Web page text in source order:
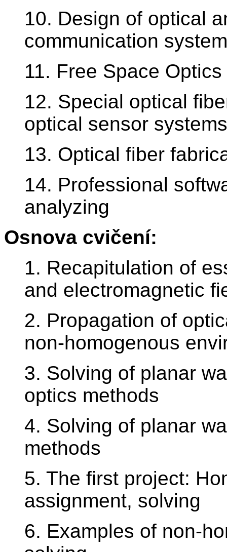
10. Design of optical
communication system
11. Free Space
12. Special optical
optical sensor systems
13. Optical fiber
14. Professional
analyzing
Osnova cvičení:
1. Recapitulation of
and electromagnetic
2. Propagation of
non-homogenous
3. Solving of planar
optics methods
4. Solving of planar
methods
5. The first project:
assignment, solving
6. Examples of non-